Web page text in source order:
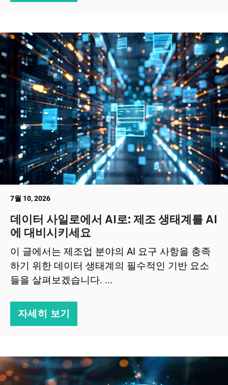
7월 10, 2026
데이터 사일로에서 AI로: 제조 생태계를 AI
에 대비시키세요
이 글에서는 제조업 분야의 AI 요구 사항을 충족
하기 위한 데이터 생태계의 필수적인 기반 요소
들을 살펴보겠습니다. ...
자세히 보기